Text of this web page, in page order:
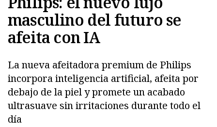
masculino del futuro se
afeita con IA
La nueva afeitadora premium de Philips
incorpora inteligencia artificial, afeita por
debajo de la piel y promete un acabado
ultrasuave sin irritaciones durante todo el
día